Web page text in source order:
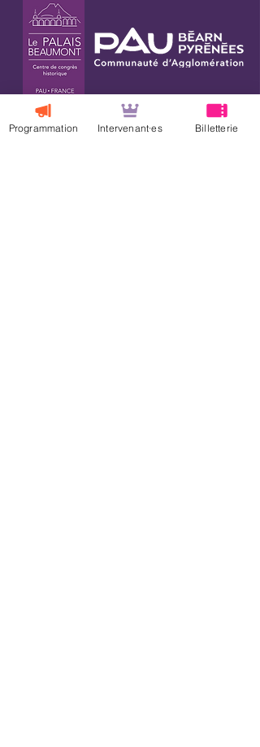
Programmation Intervenant·es Billetterie